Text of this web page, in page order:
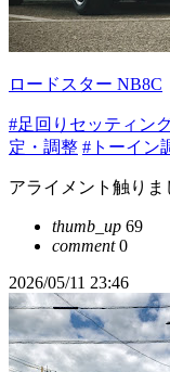
ロードスター NB8C
#足回りセッティン
定・調整 #トーイン
アライメント触りま
thumb_up 69
comment0
2026/05/11 23:46